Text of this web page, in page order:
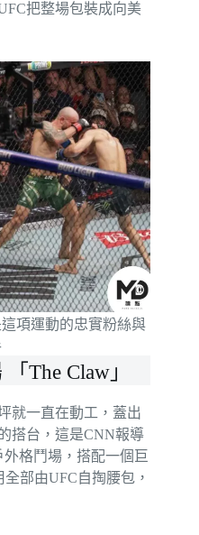
把整場包裝成向美
項運動的忠實粉絲與
The Claw」
就一直在動工，蓋出
搭台，這是CNN報導
格鬥場，搭配一個巨
部由UFC自掏腰包，